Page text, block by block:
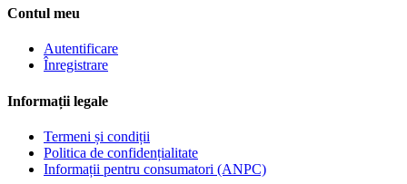
Contul meu
Autentificare
Înregistrare
Informații legale
Termeni și condiții
Politica de confidențialitate
Informații pentru consumatori (ANPC)